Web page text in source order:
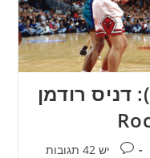
טרייד טיים מאשין (5): דניס רודמן
תגובות:
יש 42 תגובות